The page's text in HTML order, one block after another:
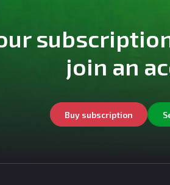
join an
Buy subscription